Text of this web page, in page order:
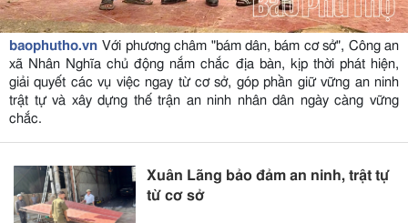
baophutho.vn Với phương châm "bám dân, bám cơ sở", Công an
xã Nhân Nghĩa chủ động nắm chắc địa bàn, kịp thời phát hiện,
giải quyết các vụ việc ngay từ cơ sở, góp phần giữ vững an ninh
trật tự và xây dựng thế trận an ninh nhân dân ngày càng vững
chắc.
Xuân Lãng bảo đảm an ninh, trật tự
từ cơ sở